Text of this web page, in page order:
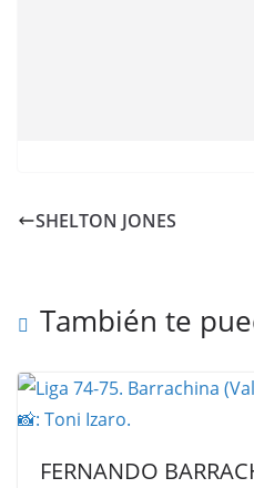
SHELTON JONES
También te
FERNANDO